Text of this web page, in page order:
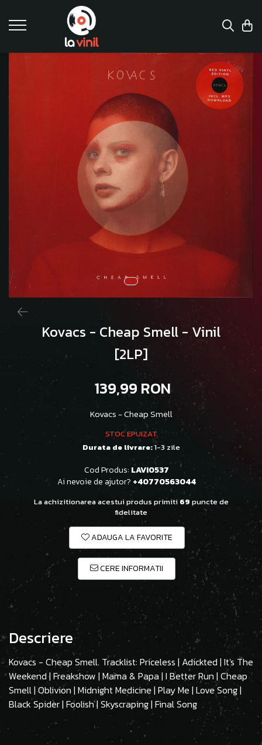
Kovacs - Cheap Smell - Vinil
[2LP]
139,99 RON
Kovacs - Cheap Smell
STOC EPUIZAT
Durata de livrare:1-3 zile
Cod Produs: LAVI0537
Ai nevoie de ajutor? +40770563044
La achizitionarea acestui produs primiti 69 puncte de
fidelitate
ADAUGA LA FAVORITE
CERE INFORMATII
Descriere
Kovacs - Cheap Smell. Tracklist: Priceless | Adickted | It's The
Weekend | Freakshow | Mama & Papa | I Better Run | Cheap
Smell | Oblivion | Midnight Medicine | Play Me | Love Song |
Black Spider | Foolish | Skyscraping | Final Song